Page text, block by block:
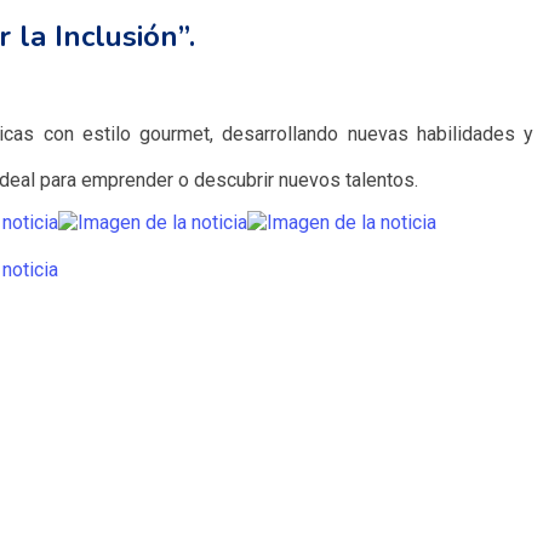
la Inclusión”.
con estilo gourmet, desarrollando nuevas habilidades y
para emprender o descubrir nuevos talentos.